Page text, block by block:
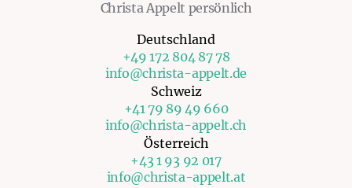
Christa Appelt persönlich
Deutschland
+49 172 804 87 78
info@christa-appelt.de
Schweiz
+41 79 89 49 660
info@christa-appelt.ch
Österreich
+43 1 93 92 017
info@christa-appelt.at